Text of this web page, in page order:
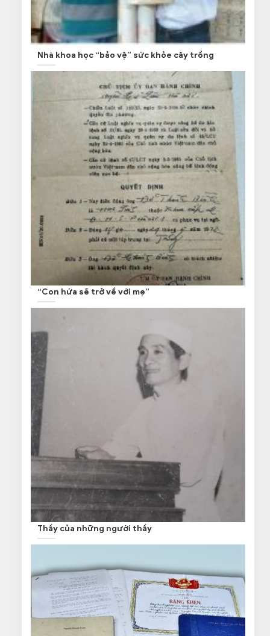
Nhà khoa học “bảo vệ” sức khỏe cây trồng
“Con hứa sẽ trở về với mẹ”
Thầy của những người thầy